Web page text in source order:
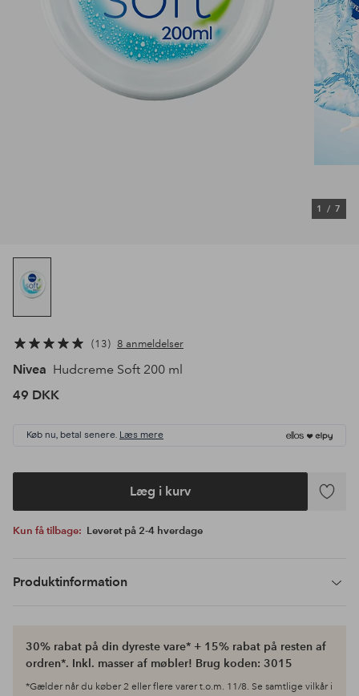
1 / 7
13 8 anmeldelser
Nivea Hudcreme Soft 200 ml
49 DKK
Køb nu, betal senere. Læs mere
Læg i kurv
Tilføj
Kun få tilbage: Leveret på 2-4 hverdage
Produktinformation
30% rabat på din dyreste vare* + 15% rabat på resten af
ordren*. Inkl. masser af møbler! Brug koden: 3015
*Gælder når du køber 2 eller flere varer t.o.m. 11/8. Se samtlige vilkår i